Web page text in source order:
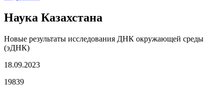
Наука Казахстана
Новые результаты исследования ДНК окружающей среды
(эДНК)
18.09.2023
19839